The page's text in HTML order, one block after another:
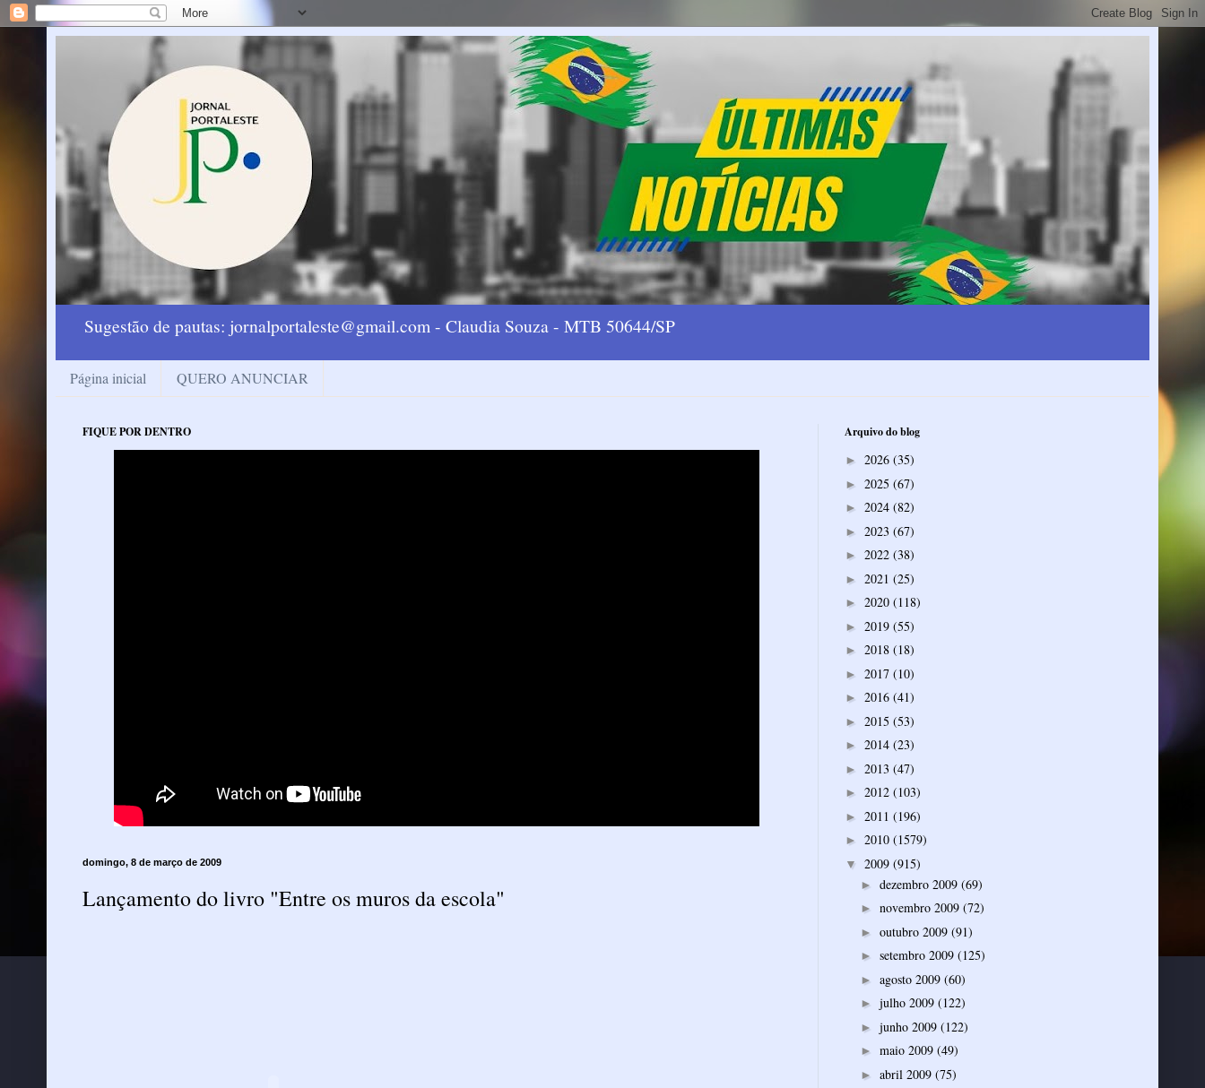
Sugestão de pautas: jornalportaleste@gmail.com - Claudia Souza - MTB 50644/SP
Página inicial QUERO ANUNCIAR
FIQUE POR DENTRO
domingo, 8 de março de 2009
Lançamento do livro "Entre os muros da escola"
Arquivo do blog
► 2026 (35)
► 2025 (67)
► 2024 (82)
► 2023 (67)
► 2022 (38)
► 2021 (25)
► 2020 (118)
► 2019 (55)
► 2018 (18)
► 2017 (10)
► 2016 (41)
► 2015 (53)
► 2014 (23)
► 2013 (47)
► 2012 (103)
► 2011 (196)
► 2010 (1579)
▼ 2009 (915)
► dezembro 2009 (69)
► novembro 2009 (72)
► outubro 2009 (91)
► setembro 2009 (125)
► agosto 2009 (60)
► julho 2009 (122)
► junho 2009 (122)
► maio 2009 (49)
► abril 2009 (75)